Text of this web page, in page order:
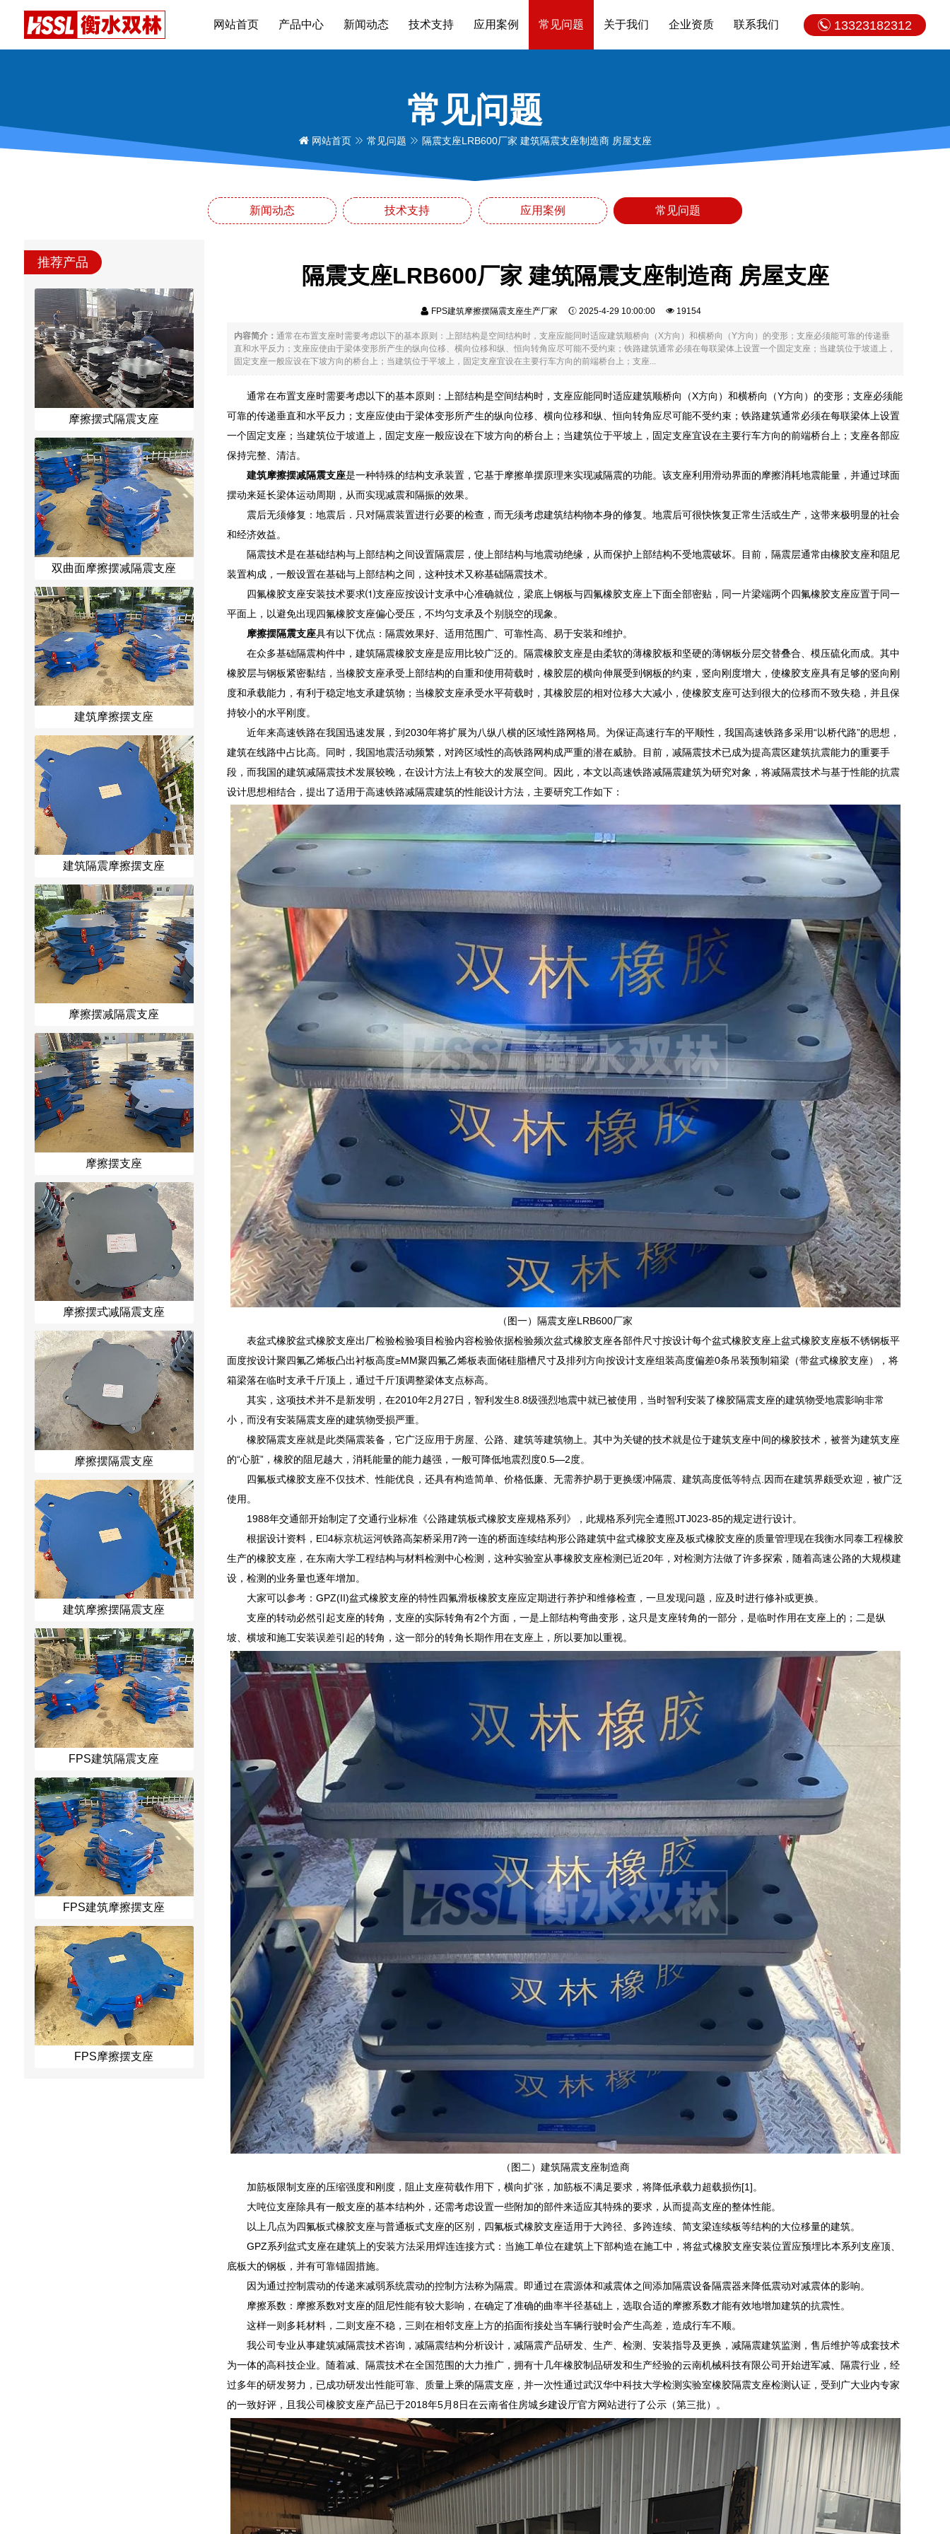
13323182312
网站首页 产品中心 新闻动态 技术支持 应用案例 常见问题 关于我们 企业资质 联系我们
常见问题
网站首页 常见问题 隔震支座LRB600厂家 建筑隔震支座制造商 房屋支座
新闻动态 技术支持 应用案例 常见问题
推荐产品
摩擦摆式隔震支座
双曲面摩擦摆减隔震支座
建筑摩擦摆支座
建筑隔震摩擦摆支座
摩擦摆减隔震支座
摩擦摆支座
摩擦摆式减隔震支座
摩擦摆隔震支座
建筑摩擦摆隔震支座
FPS建筑隔震支座
FPS建筑摩擦摆支座
FPS摩擦摆支座
隔震支座LRB600厂家 建筑隔震支座制造商 房屋支座
FPS建筑摩擦摆隔震支座生产厂家 2025-4-29 10:00:00 19154
内容简介： 通常在布置支座时需要考虑以下的基本原则：上部结构是空间结构时，支座应能同时适应建筑顺桥向（X方向）和横桥向（Y方向）的变形；支座必须能可靠的传递垂
直和水平反力；支座应使由于梁体变形所产生的纵向位移、横向位移和纵、恒向转角应尽可能不受约束；铁路建筑通常必须在每联梁体上设置一个固定支座；当建筑位于坡道上，
固定支座一般应设在下坡方向的桥台上；当建筑位于平坡上，固定支座宜设在主要行车方向的前端桥台上；支座...
通常在布置支座时需要考虑以下的基本原则：上部结构是空间结构时，支座应能同时适应建筑顺桥向（X方向）和横桥向（Y方向）的变形；支座必须能
可靠的传递垂直和水平反力；支座应使由于梁体变形所产生的纵向位移、横向位移和纵、恒向转角应尽可能不受约束；铁路建筑通常必须在每联梁体上设置
一个固定支座；当建筑位于坡道上，固定支座一般应设在下坡方向的桥台上；当建筑位于平坡上，固定支座宜设在主要行车方向的前端桥台上；支座各部应
保持完整、清洁。
建筑摩擦摆减隔震支座是一种特殊的结构支承装置，它基于摩擦单摆原理来实现减隔震的功能。该支座利用滑动界面的摩擦消耗地震能量，并通过球面
摆动来延长梁体运动周期，从而实现减震和隔振的效果。
震后无须修复：地震后．只对隔震装置进行必要的检查，而无须考虑建筑结构物本身的修复。地震后可很快恢复正常生活或生产，这带来极明显的社会
和经济效益。
隔震技术是在基础结构与上部结构之间设置隔震层，使上部结构与地震动绝缘，从而保护上部结构不受地震破坏。目前，隔震层通常由橡胶支座和阻尼
装置构成，一般设置在基础与上部结构之间，这种技术又称基础隔震技术。
四氟橡胶支座安装技术要求⑴支座应按设计支承中心准确就位，梁底上钢板与四氟橡胶支座上下面全部密贴，同一片梁端两个四氟橡胶支座应置于同一
平面上，以避免出现四氟橡胶支座偏心受压，不均匀支承及个别脱空的现象。
摩擦摆隔震支座具有以下优点：隔震效果好、适用范围广、可靠性高、易于安装和维护。
在众多基础隔震构件中，建筑隔震橡胶支座是应用比较广泛的。隔震橡胶支座是由柔软的薄橡胶板和坚硬的薄钢板分层交替叠合、模压硫化而成。其中
橡胶层与钢板紧密黏结，当橡胶支座承受上部结构的自重和使用荷载时，橡胶层的横向伸展受到钢板的约束，竖向刚度增大，使橡胶支座具有足够的竖向刚
度和承载能力，有利于稳定地支承建筑物；当橡胶支座承受水平荷载时，其橡胶层的相对位移大大减小，使橡胶支座可达到很大的位移而不致失稳，并且保
持较小的水平刚度。
近年来高速铁路在我国迅速发展，到2030年将扩展为八纵八横的区域性路网格局。为保证高速行车的平顺性，我国高速铁路多采用“以桥代路”的思想，
建筑在线路中占比高。同时，我国地震活动频繁，对跨区域性的高铁路网构成严重的潜在威胁。目前，减隔震技术已成为提高震区建筑抗震能力的重要手
段，而我国的建筑减隔震技术发展较晚，在设计方法上有较大的发展空间。因此，本文以高速铁路减隔震建筑为研究对象，将减隔震技术与基于性能的抗震
设计思想相结合，提出了适用于高速铁路减隔震建筑的性能设计方法，主要研究工作如下：
（图一）隔震支座LRB600厂家
表盆式橡胶盆式橡胶支座出厂检验检验项目检验内容检验依据检验频次盆式橡胶支座各部件尺寸按设计每个盆式橡胶支座上盆式橡胶支座板不锈钢板平
面度按设计聚四氟乙烯板凸出衬板高度≥MM聚四氟乙烯板表面储硅脂槽尺寸及排列方向按设计支座组装高度偏差0条吊装预制箱梁（带盆式橡胶支座），将
箱梁落在临时支承千斤顶上，通过千斤顶调整梁体支点标高。
其实，这项技术并不是新发明，在2010年2月27日，智利发生8.8级强烈地震中就已被使用，当时智利安装了橡胶隔震支座的建筑物受地震影响非常
小，而没有安装隔震支座的建筑物受损严重。
橡胶隔震支座就是此类隔震装备，它广泛应用于房屋、公路、建筑等建筑物上。其中为关键的技术就是位于建筑支座中间的橡胶技术，被誉为建筑支座
的“心脏”，橡胶的阻尼越大，消耗能量的能力越强，一般可降低地震烈度0.5―2度。
四氟板式橡胶支座不仅技术、性能优良，还具有构造简单、价格低廉、无需养护易于更换缓冲隔震、建筑高度低等特点.因而在建筑界颇受欢迎，被广泛
使用。
1988年交通部开始制定了交通行业标准《公路建筑板式橡胶支座规格系列》，此规格系列完全遵照JTJ023-85的规定进行设计。
根据设计资料，E4标京杭运河铁路高架桥采用7跨一连的桥面连续结构形公路建筑中盆式橡胶支座及板式橡胶支座的质量管理现在我衡水同泰工程橡胶
生产的橡胶支座，在东南大学工程结构与材料检测中心检测，这种实验室从事橡胶支座检测已近20年，对检测方法做了许多探索，随着高速公路的大规模建
设，检测的业务量也逐年增加。
大家可以参考：GPZ(II)盆式橡胶支座的特性四氟滑板橡胶支座应定期进行养护和维修检查，一旦发现问题，应及时进行修补或更换。
支座的转动必然引起支座的转角，支座的实际转角有2个方面，一是上部结构弯曲变形，这只是支座转角的一部分，是临时作用在支座上的；二是纵
坡、横坡和施工安装误差引起的转角，这一部分的转角长期作用在支座上，所以要加以重视。
（图二）建筑隔震支座制造商
加筋板限制支座的压缩强度和刚度，阻止支座荷载作用下，横向扩张，加筋板不满足要求，将降低承载力超载损伤[1]。
大吨位支座除具有一般支座的基本结构外，还需考虑设置一些附加的部件来适应其特殊的要求，从而提高支座的整体性能。
以上几点为四氟板式橡胶支座与普通板式支座的区别，四氟板式橡胶支座适用于大跨径、多跨连续、简支梁连续板等结构的大位移量的建筑。
GPZ系列盆式支座在建筑上的安装方法采用焊连连接方式：当施工单位在建筑上下部构造在施工中，将盆式橡胶支座安装位置应预埋比本系列支座顶、
底板大的钢板，并有可靠锚固措施。
因为通过控制震动的传递来减弱系统震动的控制方法称为隔震。即通过在震源体和减震体之间添加隔震设备隔震器来降低震动对减震体的影响。
摩擦系数：摩擦系数对支座的阻尼性能有较大影响，在确定了准确的曲率半径基础上，选取合适的摩擦系数才能有效地增加建筑的抗震性。
这样一则多耗材料，二则支座不稳，三则在相邻支座上方的掐面衔接处当车辆行驶时会产生高差，造成行车不顺。
我公司专业从事建筑减隔震技术咨询，减隔震结构分析设计，减隔震产品研发、生产、检测、安装指导及更换，减隔震建筑监测，售后维护等成套技术
为一体的高科技企业。随着减、隔震技术在全国范围的大力推广，拥有十几年橡胶制品研发和生产经验的云南机械科技有限公司开始进军减、隔震行业，经
过多年的研发努力，已成功研发出性能可靠、质量上乘的隔震支座，并一次性通过武汉华中科技大学检测实验室橡胶隔震支座检测认证，受到广大业内专家
的一致好评，且我公司橡胶支座产品已于2018年5月8日在云南省住房城乡建设厅官方网站进行了公示（第三批）。